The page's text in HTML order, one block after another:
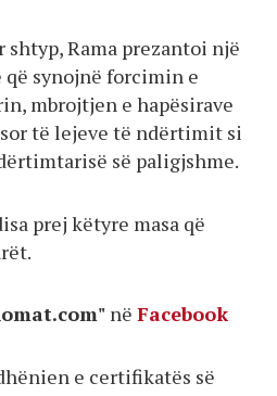
Rama prezantoi një
synojnë forcimin e
mbrojtjen e hapësirave
të lejeve të ndërtimit si
së paligjshme.
prej këtyre masa që
në Facebook
e certifikatës së